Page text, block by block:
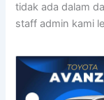
tidak ada dalam
staff admin kami